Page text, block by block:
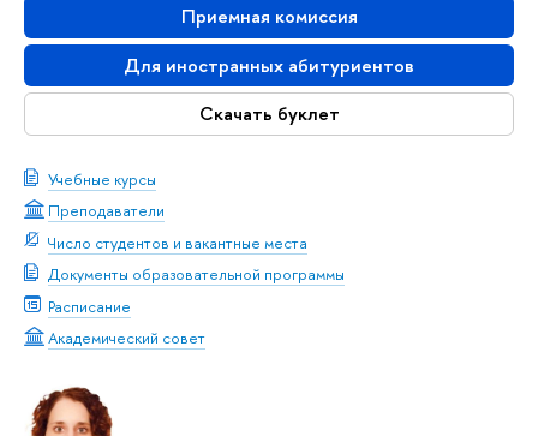
Приемная комиссия
Для иностранных абитуриентов
Скачать буклет
Учебные курсы
Преподаватели
Число студентов и вакантные места
Документы образовательной программы
Расписание
Академический совет